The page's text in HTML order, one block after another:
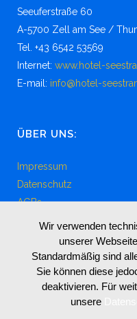
Seeuferstraße 60
A-5700 Zell am See /
Tel. +43 6542 53569
Internet: www.hotel-
E-mail: info@hotel-
ÜBER UNS:
Impressum
Datenschutz
AGBs
LIVE WEBCAM MIT
HOTEL GARNI
Wir verwenden
unserer
Standardmäßig sind
Sie können diese
deaktivieren. Für
unsere